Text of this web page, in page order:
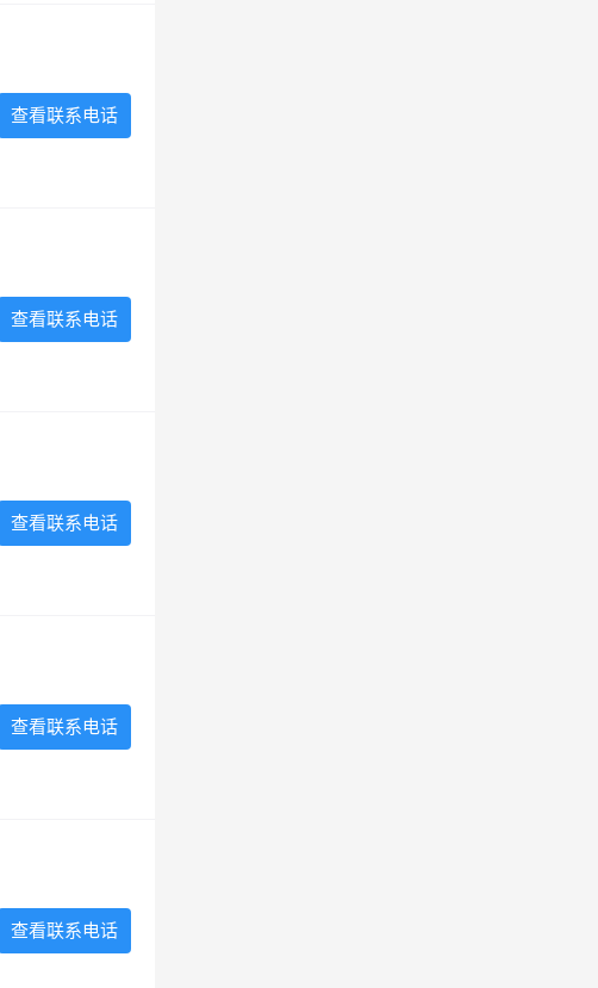
查看联系电话
查看联系电话
查看联系电话
查看联系电话
查看联系电话